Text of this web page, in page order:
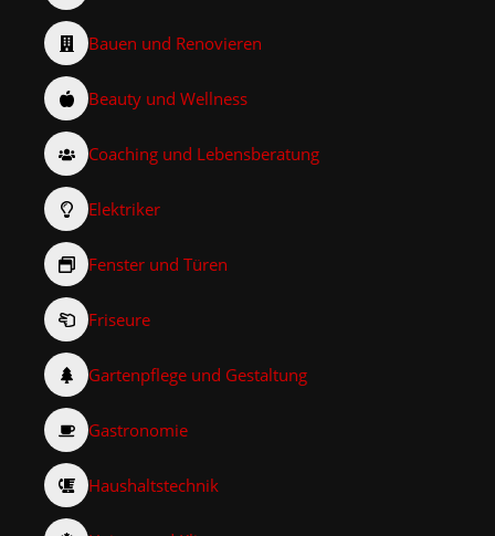
Bauen und Renovieren
Beauty und Wellness
Coaching und Lebensberatung
Elektriker
Fenster und Türen
Friseure
Gartenpflege und Gestaltung
Gastronomie
Haushaltstechnik